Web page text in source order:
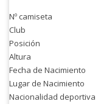
Nº camiseta
Club
Posición
Altura
Fecha de Nacimiento
Lugar de Nacimiento
Nacionalidad deportiva